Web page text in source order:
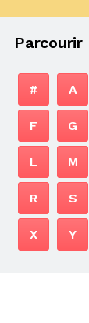
Parcourir
# A
F G
L M
R S
X Y